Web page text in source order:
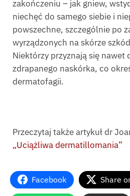
zakończeniu – jak gniew,
niechęć do samego siebie i
powszechne, szczególnie po
wyrządzonych na skórze
Niektórzy przyznają się nawet
zdrapanego naskórka, co
dermatofagii.
Przeczytaj także artykuł dr
„Uciążliwa dermatillomania”
Facebook Share